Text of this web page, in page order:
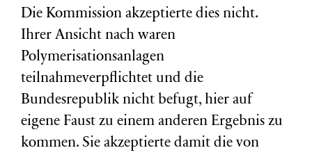
Die Kommission akzeptierte dies nicht.
Ihrer Ansicht nach waren
Polymerisationsanlagen
teilnahmeverpflichtet und die
Bundesrepublik nicht befugt, hier auf
eigene Faust zu einem anderen Ergebnis zu
kommen. Sie akzeptierte damit die von